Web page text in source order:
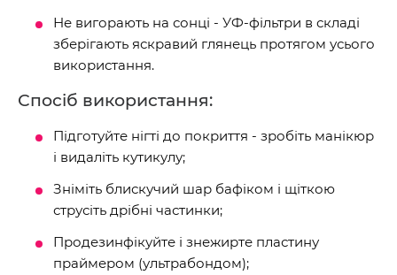
Не вигорають на сонці - УФ-фільтри в складі
зберігають яскравий глянець протягом усього
використання.
Спосіб використання:
Підготуйте нігті до покриття - зробіть манікюр
і видаліть кутикулу;
Зніміть блискучий шар бафіком і щіткою
струсіть дрібні частинки;
Продезинфікуйте і знежирте пластину
праймером (ультрабондом);